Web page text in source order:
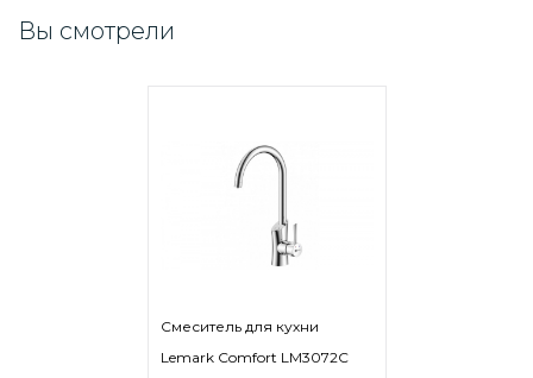
Вы смотрели
Смеситель для кухни
Lemark Comfort LM3072C